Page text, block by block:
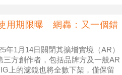
用期限曝 網轟：又一個錯
1月14日關閉其擴增實境（AR）
方創作者，包括品牌方及一般AR
上的濾鏡也將全數下架，僅保留